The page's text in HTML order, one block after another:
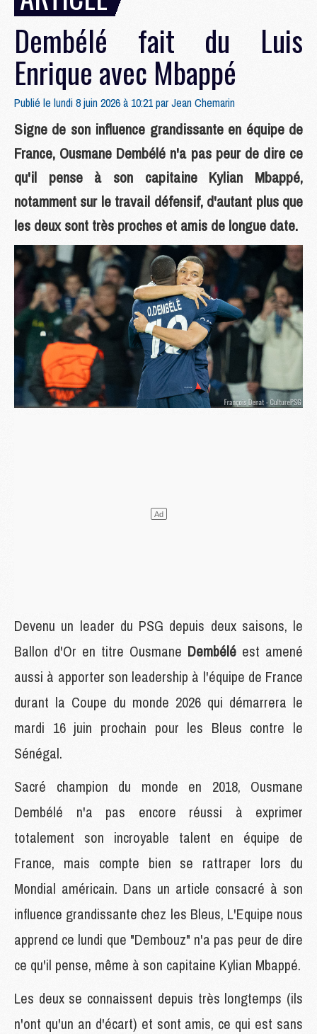
Dembélé fait du Luis
Enrique avec Mbappé
Publié le lundi 8 juin 2026 à 10:21 parJean Chemarin
Signe de son influence grandissante en équipe de
France, Ousmane Dembélé n'a pas peur de dire ce
qu'il pense à son capitaine Kylian Mbappé,
notamment sur le travail défensif, d'autant plus que
les deux sont très proches et amis de longue date.
Devenu un leader du PSG depuis deux saisons, le
Ballon d'Or en titre Ousmane Dembélé est amené
aussi à apporter son leadership à l'équipe de France
durant la Coupe du monde 2026 qui démarrera le
mardi 16 juin prochain pour les Bleus contre le
Sénégal.
Sacré champion du monde en 2018, Ousmane
Dembélé n'a pas encore réussi à exprimer
totalement son incroyable talent en équipe de
France, mais compte bien se rattraper lors du
Mondial américain. Dans un article consacré à son
influence grandissante chez les Bleus, L'Equipe nous
apprend ce lundi que "Dembouz" n'a pas peur de dire
ce qu'il pense, même à son capitaine Kylian Mbappé.
Les deux se connaissent depuis très longtemps (ils
n'ont qu'un an d'écart) et sont amis, ce qui est sans